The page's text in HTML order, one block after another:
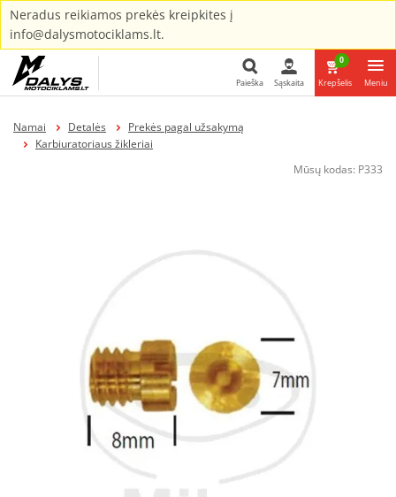
Neradus reikiamos prekės kreipkites į
info@dalysmotociklams.lt.
Paieška Sąskaita
0
Krepšelis Meniu
Namai Detalės
Prekės pagal užsakymą
Karbiuratoriaus žikleriai
Mūsų kodas: P333